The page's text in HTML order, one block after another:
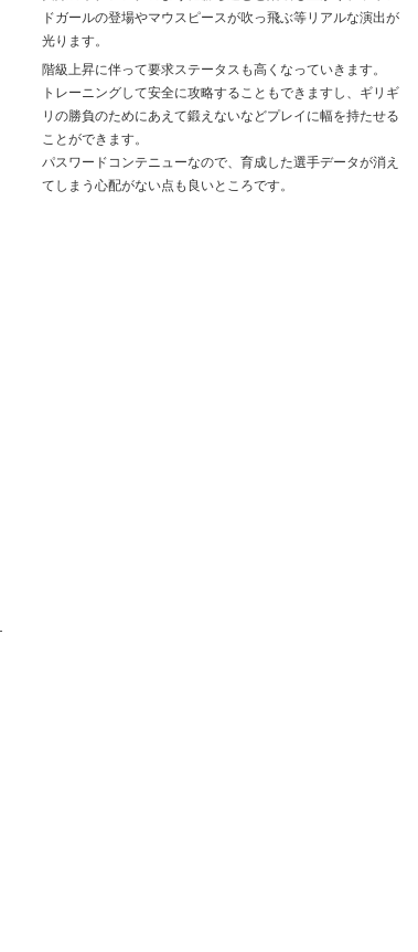
ドガールの登場やマウスピースが吹っ飛ぶ等リアルな演出が
光ります。
階級上昇に伴って要求ステータスも高くなっていきます。
トレーニングして安全に攻略することもできますし、ギリギ
リの勝負のためにあえて鍛えないなどプレイに幅を持たせる
ことができます。
パスワードコンテニューなので、育成した選手データが消え
てしまう心配がない点も良いところです。